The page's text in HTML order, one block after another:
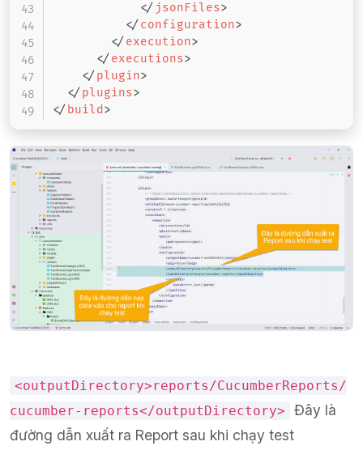
</ jsonFiles>
</configuration>
</execution>
</executions>
</plugin>
</plugins>
</ build >
<outputDirectory>reports/CucumberReports/
cucumber-reports</outputDirectory>
Đây là
đường dẫn xuất ra Report sau khi chạy test